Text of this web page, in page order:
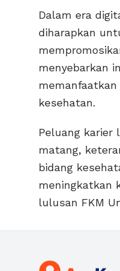
Dalam era
diharapkan
menyebarkan
kesehatan.
Peluang karier
matang,
bidang
meningkatkan
lulusan FKM